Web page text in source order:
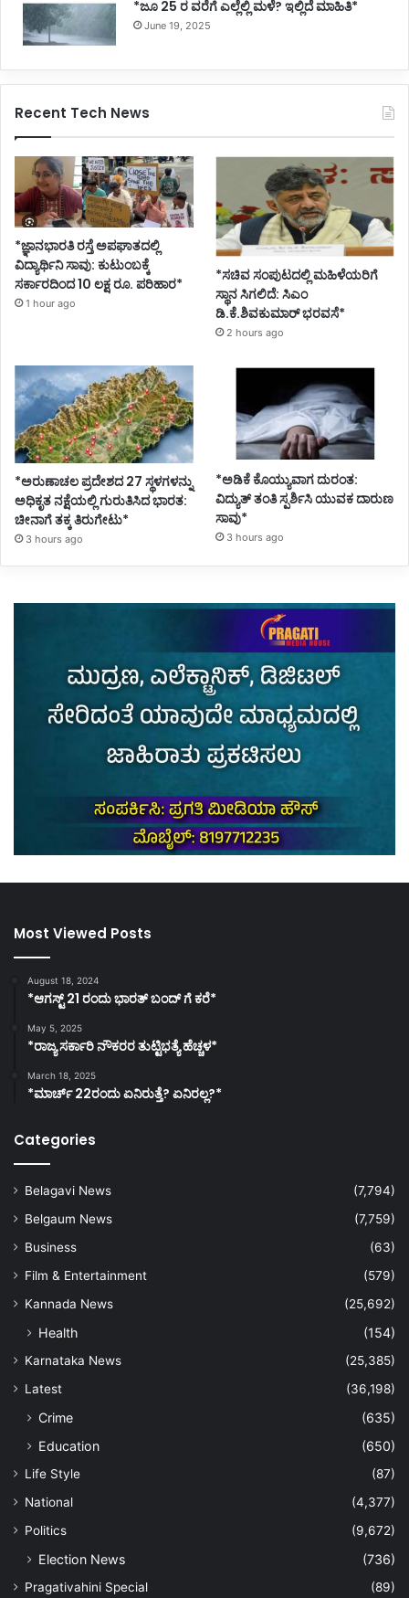
*ಜೂ 25 ರ ವರೆಗೆ ಎಲ್ಲೆಲ್ಲಿ ಮಳೆ? ಇಲ್ಲಿದೆ ಮಾಹಿತಿ*
June 19, 2025
Recent Tech News
*ಜ್ಞಾನಭಾರತಿ ರಸ್ತೆ ಅಪಘಾತದಲ್ಲಿ
ವಿದ್ಯಾರ್ಥಿನಿ ಸಾವು: ಕುಟುಂಬಕ್ಕೆ
ಸರ್ಕಾರದಿಂದ 10 ಲಕ್ಷ ರೂ. ಪರಿಹಾರ*
1 hour ago
*ಸಚಿವ ಸಂಪುಟದಲ್ಲಿ ಮಹಿಳೆಯರಿಗೆ
ಸ್ಥಾನ ಸಿಗಲಿದೆ: ಸಿಎಂ
ಡಿ.ಕೆ.ಶಿವಕುಮಾರ್ ಭರವಸೆ*
2 hours ago
*ಅರುಣಾಚಲ ಪ್ರದೇಶದ 27 ಸ್ಥಳಗಳನ್ನು
ಅಧಿಕೃತ ನಕ್ಷೆಯಲ್ಲಿ ಗುರುತಿಸಿದ ಭಾರತ:
ಚೀನಾಗೆ ತಕ್ಕ ತಿರುಗೇಟು*
3 hours ago
*ಅಡಿಕೆ ಕೊಯ್ಯುವಾಗ ದುರಂತ:
ವಿದ್ಯುತ್ ತಂತಿ ಸ್ಪರ್ಶಿಸಿ ಯುವಕ ದಾರುಣ
ಸಾವು*
3 hours ago
Most Viewed Posts
August 18, 2024
*ಆಗಸ್ಟ್ 21 ರಂದು ಭಾರತ್‌ ಬಂದ್‌ ಗೆ ಕರೆ*
May 5, 2025
*ರಾಜ್ಯ ಸರ್ಕಾರಿ ನೌಕರರ ತುಟ್ಟಿಭತ್ಯೆ ಹೆಚ್ಚಳ*
March 18, 2025
*ಮಾರ್ಚ್ 22ರಂದು ಏನಿರುತ್ತೆ? ಏನಿರಲ್ಲ?*
Categories
Belagavi News
(7,794)
Belgaum News
(7,759)
Business
(63)
Film & Entertainment
(579)
Kannada News
(25,692)
Health (154)
Karnataka News
(25,385)
Latest
(36,198)
Crime
(635)
Education
(650)
Life Style
(87)
National
(4,377)
Politics
(9,672)
Election News (736)
Pragativahini Special
(89)